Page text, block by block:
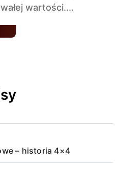
wartości....
– historia 4×4